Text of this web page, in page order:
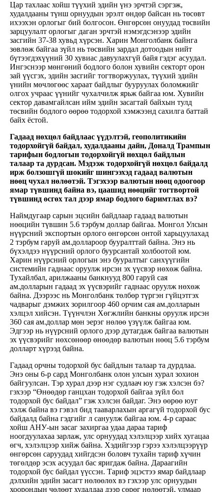
Цар тахлаас хойш түүхий эдийн үнэ эрчтэй сэргэж,
худалдааны түнш орнуудын эрэлт өндөр байсан нь төсөвт
ихээхэн орлогыг бий болгосон. Өнгөрсөн онуудад төсвийн
зарцуулалт орлогыг даган эрчтэй нэмэгдсэнээр эдийн
засгийн 37-38 хувьд хүрсэн. Харин Монголбанк байнга
зөвлөж байгаа зүйл нь төсвийн зардал дотоодын нийт
бүтээгдэхүүний 30 хувиас давуулахгүй байя гэдэг асуудал.
Ингэснээр мөнгөний бодлого болон хувийн секторт орон
зай үүсгэх, эдийн засгийг тогтворжуулах, түүхий эдийн
үнийн мөчлөгөөс хараат байдлыг бууруулах боломжийг
олгох учраас үүнийг чухалчилж ярьж байгаа юм. Хувийн
сектор давамгайлсан ийм эдийн засагтай байхын тулд
төсвийн бодлого өөрөө тодорхой хэмжээнд сахилга баттай
байх ёстой.
Гадаад нөхцөл байдлаас үүдэлтэй, геополитикийн
тодорхойгүй байдал, худалдааны дайн, Доналд Трампын
тарифын бодлогын тодорхойгүй нөхцөл байдлын
талаар та дурдсан. Мэдээж тодорхойгүй нөхцөл байдалд
ирж болзошгүй шокийг шингээхэд гадаад валютын
нөөц чухал нөлөөтэй. Тэгэхээр валютын нөөц одоогоор
ямар түвшинд байна вэ, цаашид нөөцийг тогтвортой
түвшинд өсгөх тал дээр ямар бодлого баримтлах вэ?
Наймдугаар сарын эцсийн байдлаар гадаад валютын
нөөцийн түвшин 5.6 тэрбум доллар байгаа. Монгол Улсын
нүүрсний экспортын орлого өнгөрсөн онтой харьцуулахад
2 тэрбум гаруй ам.доллароор бууралттай байна. Энэ нь
бүхэлдээ нүүрсний орлого буурсантай холбоотой юм.
Харин нүүрсний орлогын энэ бууралтыг санхүүгийн
системийн гаднаас оруулж ирсэн эх үүсвэр нөхөж байна.
Тухайлбал, арилжааны банкнууд 800 гаруй сая
ам.долларын гадаад эх үүсвэрийг гаднаас оруулж нөхөж
байна. Дээрээс нь Монголбанк төлбөр түргэн гүйцэтгэх
чадварыг дэмжих зорилгоор 460 орчим сая ам.долларын
хэлцэл хийсэн. Түүнчлэн Хөгжлийн банкны оруулж ирсэн
360 сая ам.доллар мөн эерэг нөлөө үзүүлж байгаа юм.
Эдгээр нь нүүрсний орлого дээр дутагдаж байгаа валютын
эх үүсвэрийг нөхсөнөөр өнөөдөр валютын нөөц 5.6 тэрбум
долларт хүрээд байна.
Гадаад орчны тодорхой бус байдлын талаар та дурдлаа.
Энэ оны 6-р сард Монголбанк олон улсын хурал зохион
байгуулсан. Тэр хурал дээр нэг судлаач юу гэж хэлсэн бэ?
гэхээр “Өнөөдөр ганцхан тодорхой байгаа зүйл бол
тодорхой бус байдал” гэж хэлсэн байдаг. Энэ өөрөө юуг
хэлж байна вэ гэвэл бид тааварлахын аргагүй тодорхой бус
байдалд байна гэдгийг л сануулж байгаа юм. 4-р сараас
хойш АНУ-ын засаг захиргаа удаа дараа тариф
ноогдуулахаа зарлаж, улс орнуудад хэлэлцээр хийх хугацаа
өгч, хэлэлцээр хийж байна. Хэдийгээр гэрээ хэлэлцээрүүр
өнгөрсөн саруудад хийгдсэн боловч тухайн тариф хүчин
төгөлдөр эсэх асуудал бас яригдаж байна. Дараагийн
тодорхой бус байдал үүссэн. Тариф эцэстээ ямар байдлаар
дэлхийн эдийн засагт нөлөөлөх вэ гэхээр улс орнуудын
хоорондын чөлөөт худалдаа дээр сөрөг нөлөөтэй, улмаар